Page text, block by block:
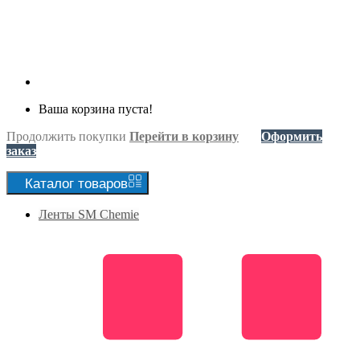
Ваша корзина пуста!
Продолжить покупки Перейти в корзину
Оформить
заказ
Каталог товаров
Ленты SM Chemie